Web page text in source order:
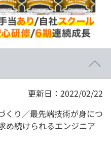
更新日：2022/02/22
り／最先端技術が身につ
め続けられるエンジニア